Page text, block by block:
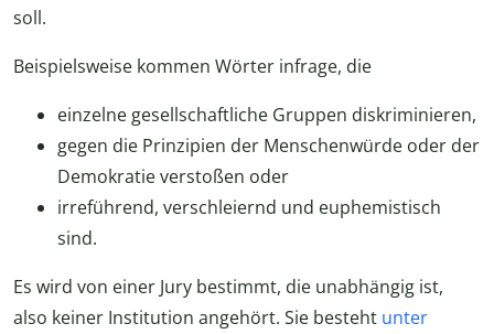
soll.
Beispielsweise kommen Wörter infrage, die
einzelne gesellschaftliche Gruppen diskriminieren,
gegen die Prinzipien der Menschenwürde oder der
Demokratie verstoßen oder
irreführend, verschleiernd und euphemistisch
sind.
Es wird von einer Jury bestimmt, die unabhängig ist,
also keiner Institution angehört. Sie besteht unter